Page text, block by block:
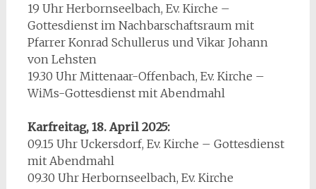
19 Uhr Herbornseelbach, Ev. Kirche –
Gottesdienst im Nachbarschaftsraum mit
Pfarrer Konrad Schullerus und Vikar Johann
von Lehsten
19.30 Uhr Mittenaar-Offenbach, Ev. Kirche –
WiMs-Gottesdienst mit Abendmahl
Karfreitag, 18. April 2025:
09.15 Uhr Uckersdorf, Ev. Kirche – Gottesdienst
mit Abendmahl
09.30 Uhr Herbornseelbach, Ev. Kirche